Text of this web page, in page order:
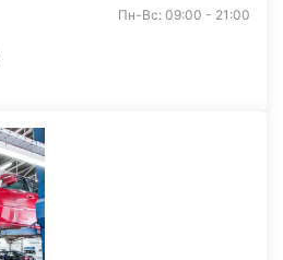
Пн-Вс: 09:00 - 21:00